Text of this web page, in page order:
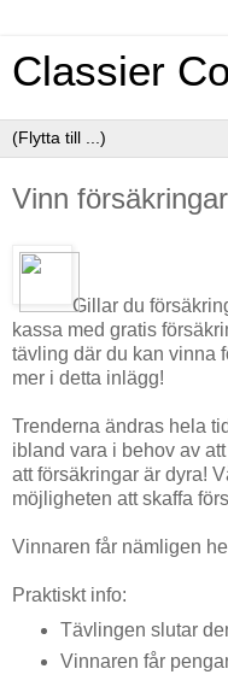
Classier
Vinn försäkringar
Gillar du
kassa med gratis
tävling där du kan vinna
mer i detta inlägg!
Trenderna ändras hela
ibland vara i behov av
att försäkringar är dyra!
möjligheten att skaffa
Vinnaren får nämligen
Praktiskt info:
Tävlingen slutar
Vinnaren får